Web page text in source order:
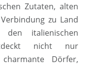
Zutaten, alten
zu Land
italienischen
nicht nur
Dörfer,